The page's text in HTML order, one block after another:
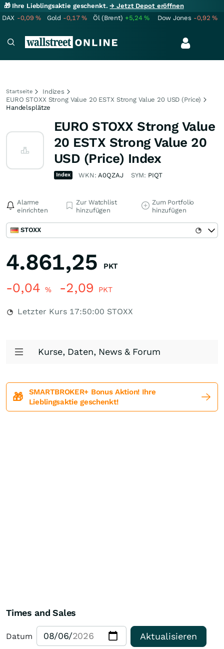
🎁 Ihre Lieblingsaktie geschenkt.→ Jetzt Depot eröffnen
DAX -0,09% Gold -0,17% Öl (Brent) +5,24% Dow Jones -0,92%
Startseite
Indizes
EURO STOXX Strong Value 20 ESTX Strong Value 20 USD (Price)
Handelsplätze
EURO STOXX Strong Value
20 ESTX Strong Value 20
USD (Price) Index
Index WKN:A0QZAJ SYM: PIQT
Alarme
einrichten
Zur Watchlist
hinzufügen
Zum Portfolio
hinzufügen
STOXX
4.861,25 PKT
-0,04 % -2,09 PKT
Letzter Kurs 17:50:00 STOXX
Kurse, Daten, News & Forum
🎁
SMARTBROKER+ Bonus Aktion! Ihre
Lieblingsaktie geschenkt!
Times and Sales
Datum Aktualisieren